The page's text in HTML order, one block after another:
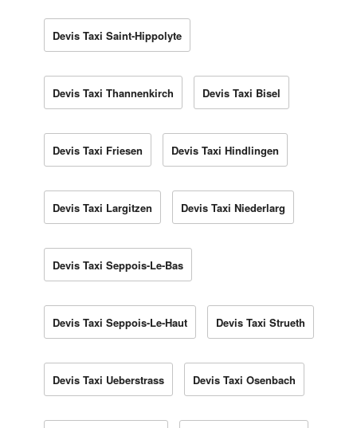
Devis Taxi Saint-Hippolyte
Devis Taxi Thannenkirch Devis Taxi Bisel
Devis Taxi Friesen Devis Taxi Hindlingen
Devis Taxi Largitzen Devis Taxi Niederlarg
Devis Taxi Seppois-Le-Bas
Devis Taxi Seppois-Le-Haut Devis Taxi Strueth
Devis Taxi Ueberstrass Devis Taxi Osenbach